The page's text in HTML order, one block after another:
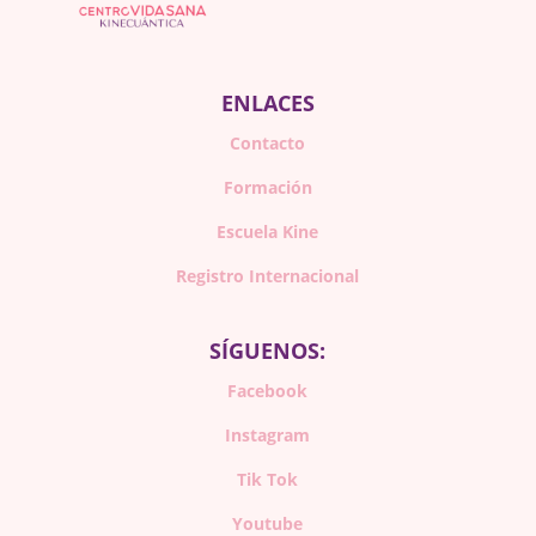
ENLACES
Contacto
Formación
Escuela Kine
Registro Internacional
SÍGUENOS:
Facebook
Instagram
Tik Tok
Youtube